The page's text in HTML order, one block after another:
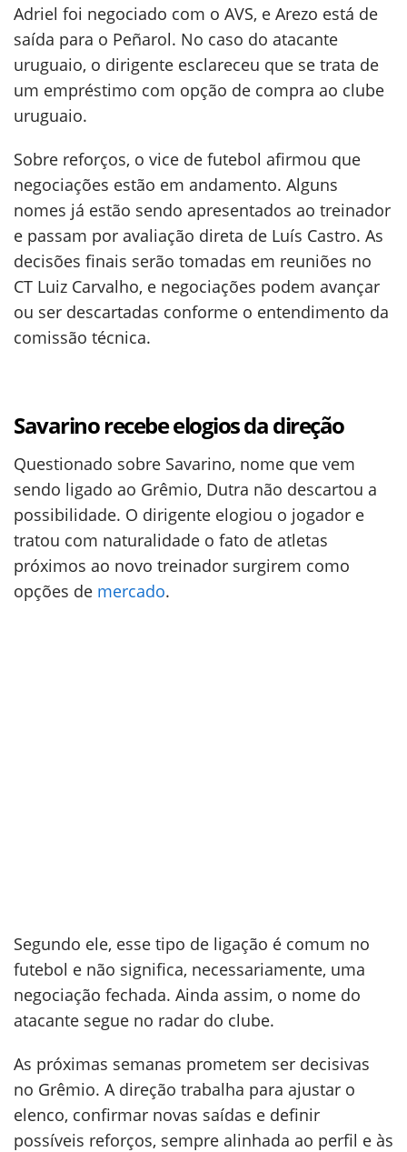
Adriel foi negociado com o AVS, e Arezo está de
saída para o Peñarol. No caso do atacante
uruguaio, o dirigente esclareceu que se trata de
um empréstimo com opção de compra ao clube
uruguaio.
Sobre reforços, o vice de futebol afirmou que
negociações estão em andamento. Alguns
nomes já estão sendo apresentados ao treinador
e passam por avaliação direta de Luís Castro. As
decisões finais serão tomadas em reuniões no
CT Luiz Carvalho, e negociações podem avançar
ou ser descartadas conforme o entendimento da
comissão técnica.
Savarino recebe elogios da direção
Questionado sobre Savarino, nome que vem
sendo ligado ao Grêmio, Dutra não descartou a
possibilidade. O dirigente elogiou o jogador e
tratou com naturalidade o fato de atletas
próximos ao novo treinador surgirem como
opções de mercado.
Segundo ele, esse tipo de ligação é comum no
futebol e não significa, necessariamente, uma
negociação fechada. Ainda assim, o nome do
atacante segue no radar do clube.
As próximas semanas prometem ser decisivas
no Grêmio. A direção trabalha para ajustar o
elenco, confirmar novas saídas e definir
possíveis reforços, sempre alinhada ao perfil e às